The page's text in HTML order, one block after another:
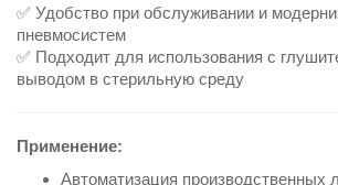
✅ Удобство при обслуживании и
пневмосистем
✅ Подходит для использования с
выводом в стерильную среду
Применение:
Автоматизация производственных